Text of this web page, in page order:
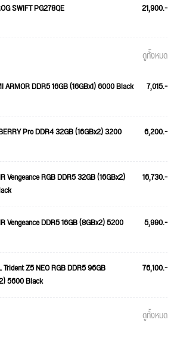
SWIFT PG278QE 21,900.-
ดูทั้งหมด
ARMOR DDR5 16GB (16GBx1) 6000 Black 7,015.-
Pro DDR4 32GB (16GBx2) 3200
6,200.-
Vengeance RGB DDR5 32GB (16GBx2)
16,730.-
Vengeance DDR5 16GB (8GBx2) 5200
5,990.-
Z5 NEO RGB DDR5 96GB
5600 Black
76,100.-
ดูทั้งหมด